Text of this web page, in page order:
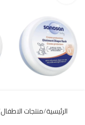
الرئيسية منتجات الاطفال